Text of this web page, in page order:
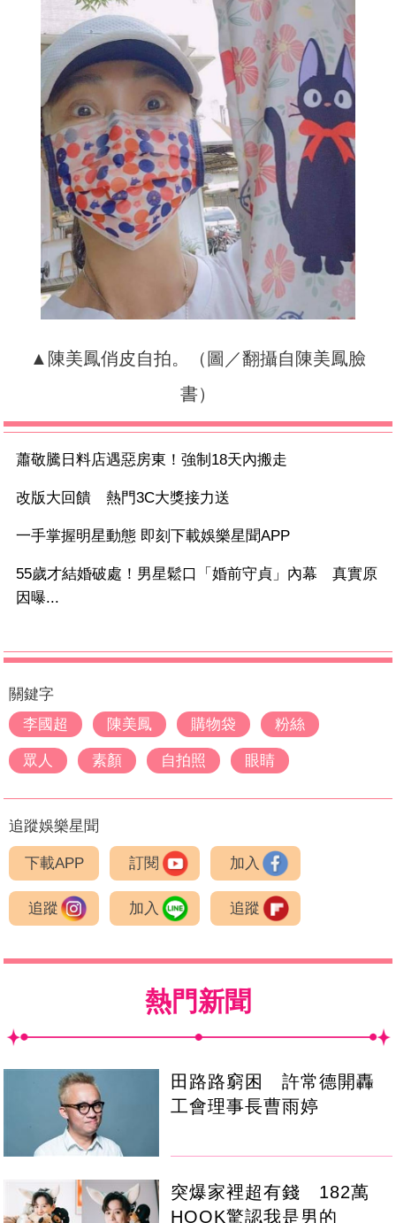
▲陳美鳳俏皮自拍。（圖／翻攝自陳美鳳臉
書）
蕭敬騰日料店遇惡房東！強制18天內搬走
改版大回饋 熱門3C大獎接力送
一手掌握明星動態 即刻下載娛樂星聞APP
55歲才結婚破處！男星鬆口「婚前守貞」內幕 真實原
因曝...
關鍵字
李國超
陳美鳳 購物袋 粉絲
眾人 素顏 自拍照 眼睛
追蹤娛樂星聞
下載APP 訂閱 加入
追蹤 加入 追蹤
熱門新聞
田路路窮困 許常德開轟
工會理事長曹雨婷
突爆家裡超有錢 182萬
HOOK驚認我是男的